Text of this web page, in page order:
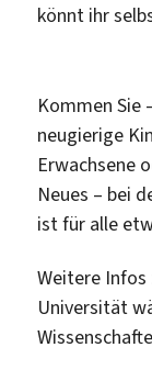
könnt ihr
Kommen Sie
neugierige
Erwachsene
Neues – bei
ist für alle
Weitere
Universität